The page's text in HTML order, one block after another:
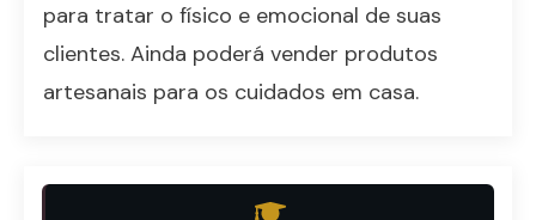
para tratar o físico e emocional de suas
clientes. Ainda poderá vender produtos
artesanais para os cuidados em casa.